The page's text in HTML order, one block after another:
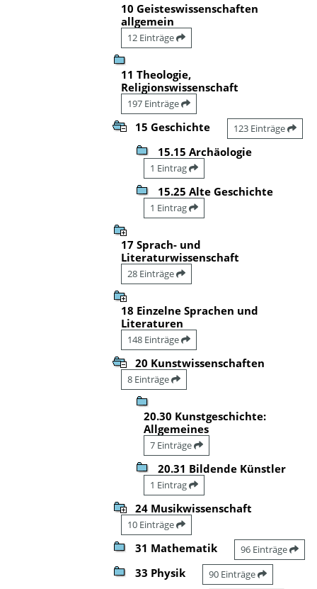
10 Geisteswissenschaften
allgemein
12 Einträge
11 Theologie,
Religionswissenschaft
197 Einträge
15 Geschichte 123 Einträge
15.15 Archäologie
1 Eintrag
15.25 Alte Geschichte
1 Eintrag
17 Sprach- und
Literaturwissenschaft
28 Einträge
18 Einzelne Sprachen und
Literaturen
148 Einträge
20 Kunstwissenschaften
8 Einträge
20.30 Kunstgeschichte:
Allgemeines
7 Einträge
20.31 Bildende Künstler
1 Eintrag
24 Musikwissenschaft
10 Einträge
31 Mathematik 96 Einträge
33 Physik 90 Einträge